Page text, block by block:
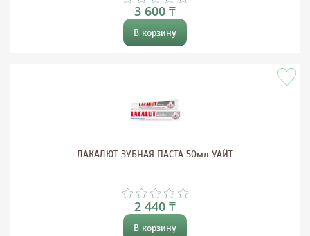
3 600 ₸
В корзину
ЛАКАЛЮТ ЗУБНАЯ ПАСТА 50мл УАЙТ
2 440 ₸
В корзину